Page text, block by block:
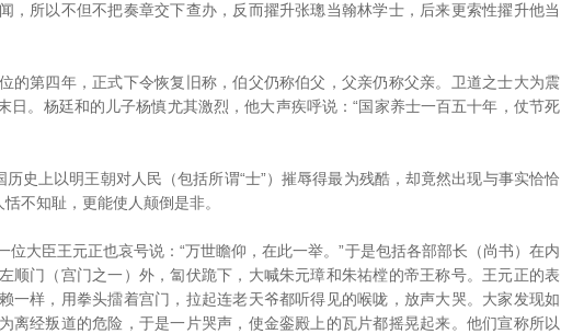
，所以不但不把奏章交下查办，反而擢升张璁当翰林学士，后来更索性擢升他当
第四年，正式下令恢复旧称，伯父仍称伯父，父亲仍称父亲。卫道之士大为震
日。杨廷和的儿子杨慎尤其激烈，他大声疾呼说：“国家养士一百五十年，仗节死
上以明王朝对人民（包括所谓“士”）摧辱得最为残酷，却竟然出现与事实恰恰
不知耻，更能使人颠倒是非。
臣王元正也哀号说：“万世瞻仰，在此一举。”于是包括各部部长（尚书）在内
顺门（宫门之一）外，匐伏跪下，大喊朱元璋和朱祐樘的帝王称号。王元正的表
一样，用拳头擂着宫门，拉起连老天爷都听得见的喉咙，放声大哭。大家发现如
离经叛道的危险，于是一片哭声，使金銮殿上的瓦片都摇晃起来。他们宣称所以